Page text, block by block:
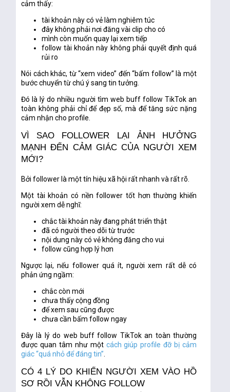
cảm thấy:
tài khoản này có vẻ làm nghiêm túc
đây không phải nơi đăng vài clip cho có
mình còn muốn quay lại xem tiếp
follow tài khoản này không phải quyết định quá
rủi ro
Nói cách khác, từ “xem video” đến “bấm follow” là một
bước chuyển từchú ýsangtin tưởng
Đó là lý do nhiều người tìm web buff follow TikTok an
toàn không phải chỉ để đẹp số, mà để tăng sức nặng
cảm nhận cho profile.
VÌ SAO FOLLOWER LẠI ẢNH HƯỞNG
MẠNH ĐẾN CẢM GIÁC CỦA NGƯỜI XEM
MỚI?
Bởi follower là một tín hiệu xã hội rất nhanh và rất rõ.
Một tài khoản có nền follower tốt hơn thường khiến
người xem dễ nghĩ:
chắc tài khoản này đang phát triển thật
đã có người theo dõi từ trước
nội dung này có vẻ không đăng cho vui
follow cũng hợp lý hơn
Ngược lại, nếu follower quá ít, người xem rất dễ có
phản ứng ngầm:
chắc còn mới
chưa thấy cộng đồng
để xem sau cũng được
chưa cần bấm follow ngay
Đây là lý do web buff follow TikTok an toàn thường
được quan tâm như một cách giúp profile đỡ bị cảm
giác “quá nhỏ để đáng tin”
CÓ 4 LÝ DO KHIẾN NGƯỜI XEM VÀO HỒ
SƠ RỒI VẪN KHÔNG FOLLOW